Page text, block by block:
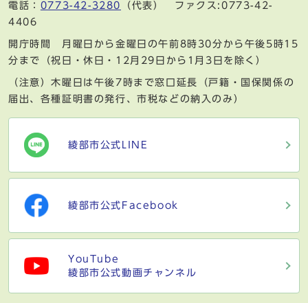
電話： 0773-42-3280
（代表） ファクス:0773-42-
4406
開庁時間 月曜日から金曜日の午前8時30分から午後5時15
分まで（祝日・休日・12月29日から1月3日を除く）
（注意）木曜日は午後7時まで窓口延長（戸籍・国保関係の
届出、各種証明書の発行、市税などの納入のみ）
綾部市公式LINE
綾部市公式Facebook
YouTube
綾部市公式動画チャンネル